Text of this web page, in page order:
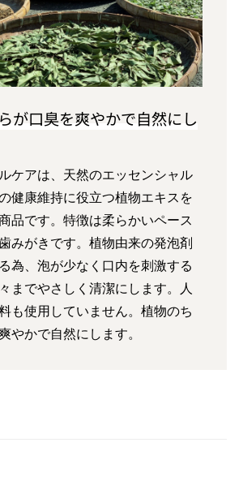
が口臭を爽やかで自然にし
ケアは、天然のエッセンシャル
健康維持に役立つ植物エキスを
品です。特徴は柔らかいペース
みがきです。植物由来の発泡剤
為、泡が少なく口内を刺激する
までやさしく清潔にします。人
も使用していません。植物のち
やかで自然にします。